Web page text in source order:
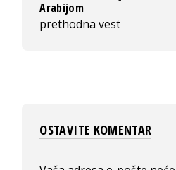
Arabijom
prethodna vest
OSTAVITE KOMENTAR